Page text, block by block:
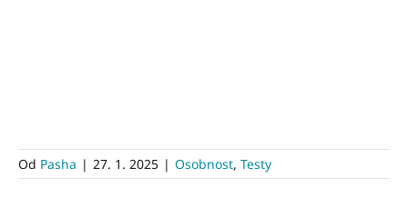
Od Pasha | 27. 1. 2025 | Osobnost, Testy